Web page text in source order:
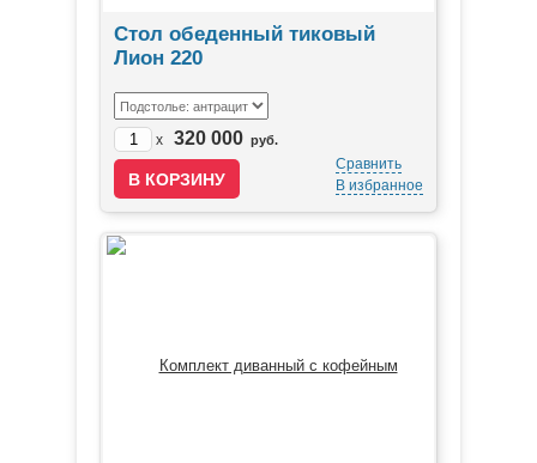
Стол обеденный тиковый
Лион 220
x 320 000 руб.
Сравнить
В избранное